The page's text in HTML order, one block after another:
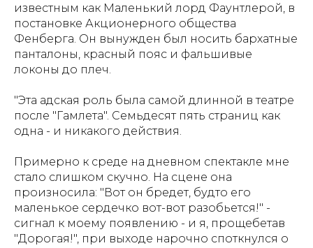
известным как Маленький лорд Фаунтлерой, в
постановке Акционерного общества
Фенберга. Он вынужден был носить бархатные
панталоны, красный пояс и фальшивые
локоны до плеч.
"Эта адская роль была самой длинной в театре
после "Гамлета". Семьдесят пять страниц как
одна - и никакого действия.
Примерно к среде на дневном спектакле мне
стало слишком скучно. На сцене она
произносила: "Вот он бредет, будто его
маленькое сердечко вот-вот разобьется!" -
сигнал к моему появлению - и я, прощебетав
"Дорогая!", при выходе нарочно споткнулся о